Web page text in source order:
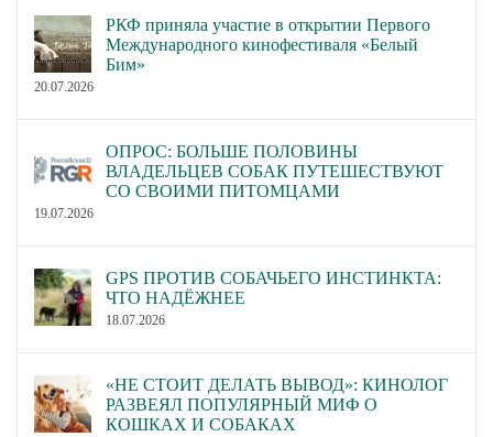
РКФ приняла участие в открытии Первого
Международного кинофестиваля «Белый
Бим»
20.07.2026
ОПРОС: БОЛЬШЕ ПОЛОВИНЫ
ВЛАДЕЛЬЦЕВ СОБАК ПУТЕШЕСТВУЮТ
СО СВОИМИ ПИТОМЦАМИ
19.07.2026
GPS ПРОТИВ СОБАЧЬЕГО ИНСТИНКТА:
ЧТО НАДЁЖНЕЕ
18.07.2026
«НЕ СТОИТ ДЕЛАТЬ ВЫВОД»: КИНОЛОГ
РАЗВЕЯЛ ПОПУЛЯРНЫЙ МИФ О
КОШКАХ И СОБАКАХ